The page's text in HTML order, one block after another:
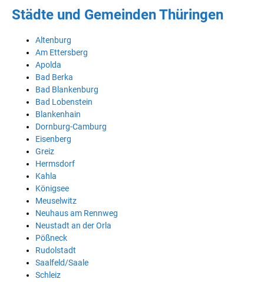
Städte und Gemeinden Thüringen
Altenburg
Am Ettersberg
Apolda
Bad Berka
Bad Blankenburg
Bad Lobenstein
Blankenhain
Dornburg-Camburg
Eisenberg
Greiz
Hermsdorf
Kahla
Königsee
Meuselwitz
Neuhaus am Rennweg
Neustadt an der Orla
Pößneck
Rudolstadt
Saalfeld/Saale
Schleiz